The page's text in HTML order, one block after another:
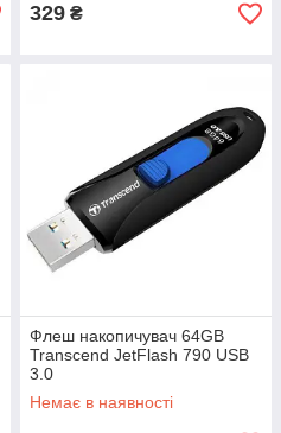
329 ₴
Флеш накопичувач 64GB
Transcend JetFlash 790 USB
3.0
Немає в наявності